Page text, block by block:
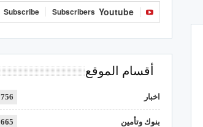
Youtube
Subscribers
Subscribe
أقسام الموقع
اخبار 756
بنوك وتأمين 665